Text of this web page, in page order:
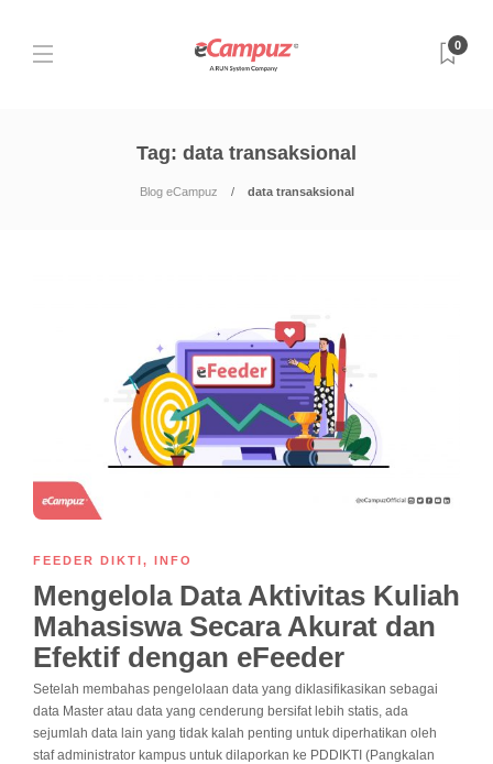
0
Tag: data transaksional
Blog eCampuz data transaksional
FEEDER DIKTI, INFO
Mengelola Data Aktivitas Kuliah
Mahasiswa Secara Akurat dan
Efektif dengan eFeeder
Setelah membahas pengelolaan data yang diklasifikasikan sebagai
data Master atau data yang cenderung bersifat lebih statis, ada
sejumlah data lain yang tidak kalah penting untuk diperhatikan oleh
staf administrator kampus untuk dilaporkan ke PDDIKTI (Pangkalan